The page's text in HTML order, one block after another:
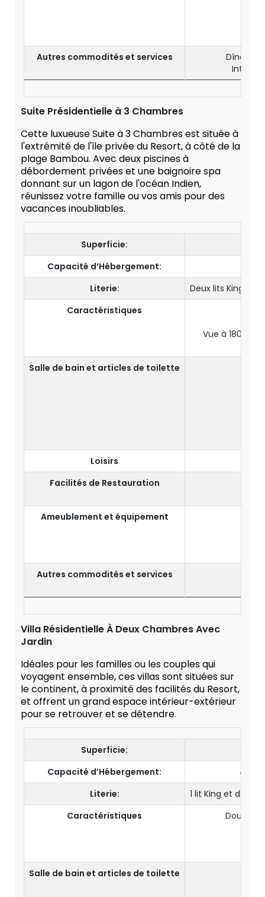
Autres commodités et services
Dîner
Suite Présidentielle à 3 Chambres
Cette luxueuse Suite à 3 Chambres est située à
l'extrémité de l'île privée du Resort, à côté de la
plage Bambou. Avec deux piscines à
débordement privées et une baignoire spa
donnant sur un lagon de l'océan Indien,
réunissez votre famille ou vos amis pour des
vacances inoubliables.
Superficie:
Capacité d’Hébergement:
Literie:
Deux lits King et
Caractéristiques
Vue à 180
Salle de bain et articles de toilette
Loisirs
Facilités de Restauration
Ameublement et équipement
Autres commodités et services
Villa Résidentielle À Deux Chambres Avec
Jardin
Idéales pour les familles ou les couples qui
voyagent ensemble, ces villas sont situées sur
le continent, à proximité des facilités du Resort,
et offrent un grand espace intérieur-extérieur
pour se retrouver et se détendre.
Superficie:
Capacité d’Hébergement:
4
Literie:
1 lit King et deux
Caractéristiques
Douche
Salle de bain et articles de toilette